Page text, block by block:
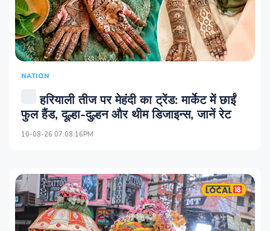
NATION
हरियाली तीज पर मेहंदी का ट्रेंड: मार्केट में छाईं
फुल हैंड, दूल्हा-दुल्हन और थीम डिजाइन्स, जानें रेट
10-08-26 07:08:16PM